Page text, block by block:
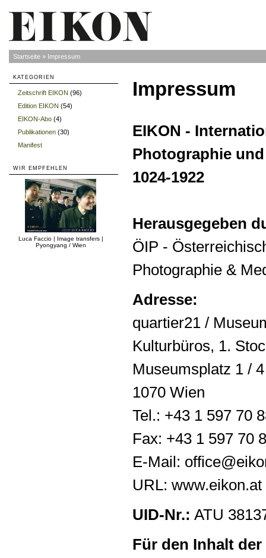
Startseite » Impressum
KATEGORIEN
Zeitschrift EIKON (96)
Edition EIKON (54)
EIKON-Abo (4)
Publikationen (30)
Manifest
WIR EMPFEHLEN
Luca Faccio | Image transfers |
Pyongyang / Wien
Impressum
EIKON -
Photographie
1024-1922
Herausgegeben
ÖIP -
Photographie &
Adresse:
quartier21 /
Kulturbüros, 1.
Museumsplatz 1 /
1070 Wien
Tel.: +43 1 597 70
Fax: +43 1 597 70
E-Mail:
URL: www.eikon.at
UID-Nr.: ATU
Für den Inhalt